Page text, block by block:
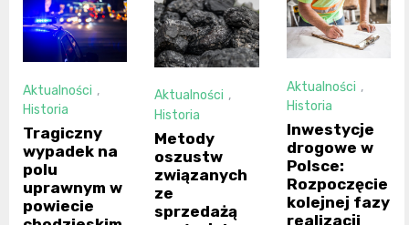
Aktualności ,
Historia
Tragiczny
wypadek na
polu
uprawnym w
powiecie
Aktualności ,
Historia
Metody
oszustw
związanych
ze
sprzedażą
Aktualności ,
Historia
Inwestycje
drogowe w
Polsce:
Rozpoczęcie
kolejnej fazy
realizacji